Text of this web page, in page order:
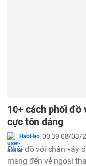
10+ cách phối đồ
cực tôn dáng
HaoHao 00:39 08/03/
Phối đồ với chân váy
mang đến vẻ ngoài